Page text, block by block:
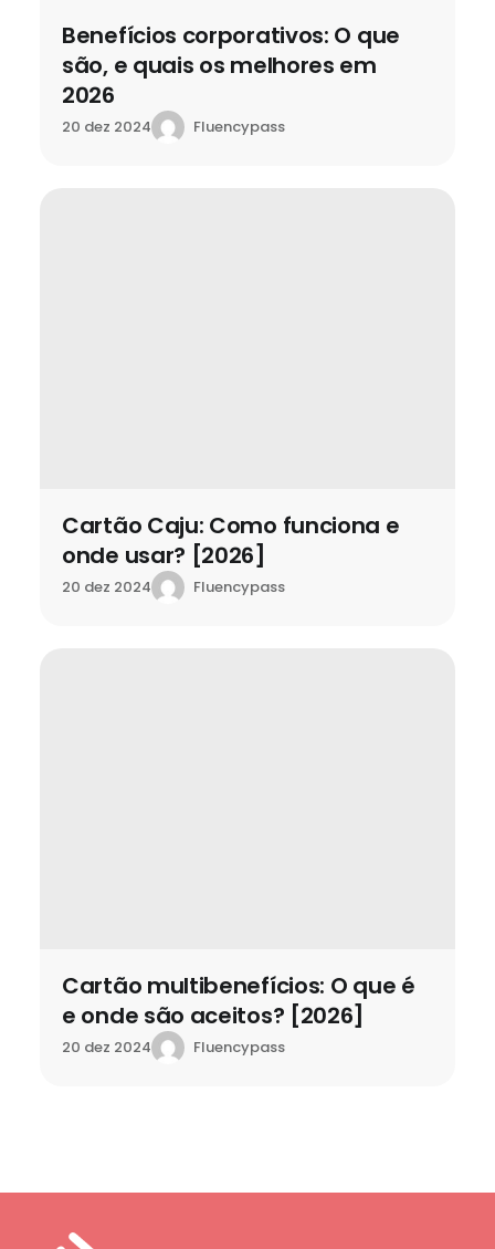
Benefícios corporativos: O que
são, e quais os melhores em
2026
20 dez 2024 Fluencypass
Cartão Caju: Como funciona e
onde usar? [2026]
20 dez 2024 Fluencypass
Cartão multibenefícios: O que é
e onde são aceitos? [2026]
20 dez 2024 Fluencypass